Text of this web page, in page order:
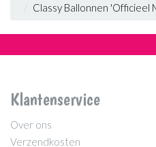
Classy Ballonnen 'Officieel
Klantenservice
Over ons
Verzendkosten